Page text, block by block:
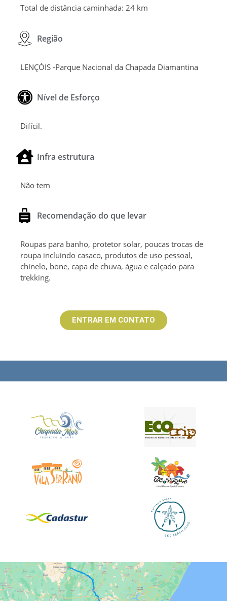
Total de distância caminhada: 24 km
Região
LENÇÓIS -Parque Nacional da Chapada Diamantina
Nível de Esforço
Difícil.
Infra estrutura
Não tem
Recomendação do que levar
Roupas para banho, protetor solar, poucas trocas de
roupa incluindo casaco, produtos de uso pessoal,
chinelo, bone, capa de chuva, água e calçado para
trekking.
ENTRAR EM CONTATO